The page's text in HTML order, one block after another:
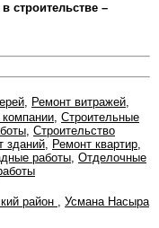
строительстве –
, Ремонт витражей,
, Строительные
, Строительство
зданий, Ремонт квартир,
работы, Отделочные
район , Усмана Насыра